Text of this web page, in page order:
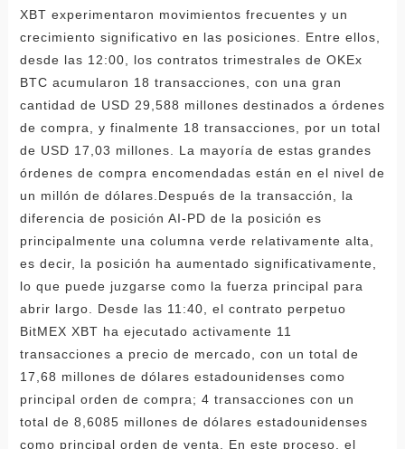
XBT experimentaron movimientos frecuentes y un
crecimiento significativo en las posiciones. Entre ellos,
desde las 12:00, los contratos trimestrales de OKEx
BTC acumularon 18 transacciones, con una gran
cantidad de USD 29,588 millones destinados a órdenes
de compra, y finalmente 18 transacciones, por un total
de USD 17,03 millones. La mayoría de estas grandes
órdenes de compra encomendadas están en el nivel de
un millón de dólares.Después de la transacción, la
diferencia de posición AI-PD de la posición es
principalmente una columna verde relativamente alta,
es decir, la posición ha aumentado significativamente,
lo que puede juzgarse como la fuerza principal para
abrir largo. Desde las 11:40, el contrato perpetuo
BitMEX XBT ha ejecutado activamente 11
transacciones a precio de mercado, con un total de
17,68 millones de dólares estadounidenses como
principal orden de compra; 4 transacciones con un
total de 8,6085 millones de dólares estadounidenses
como principal orden de venta. En este proceso, el